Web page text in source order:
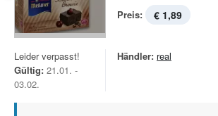
Preis: € 1,89
Leider verpasst!
Gültig: 21.01. -
03.02.
Händler: real